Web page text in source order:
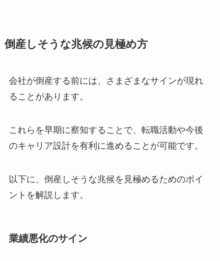
倒産しそうな兆候の見極め方
会社が倒産する前には、さまざまなサインが現れ
ることがあります。
これらを早期に察知することで、転職活動や今後
のキャリア設計を有利に進めることが可能です。
以下に、倒産しそうな兆候を見極めるためのポイ
ントを解説します。
業績悪化のサイン